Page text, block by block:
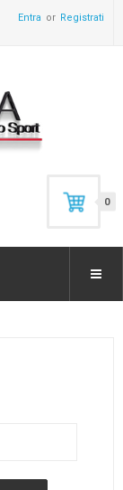
Entra Registrati
0